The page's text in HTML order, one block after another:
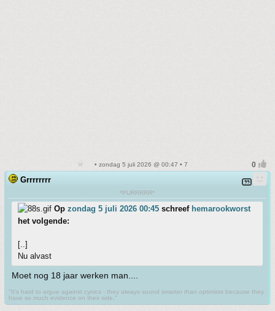
• zondag 5 juli 2026 @ 00:47 • 7
Grrrrrrrr
*PURRRRR*
Op zondag 5 juli 2026 00:45 schreef hemarookworst
het volgende:
[..]
Nu alvast
Moet nog 18 jaar werken man....
"It's hard to argue against cynics - they always sound smarter than optimists because they
have so much evidence on their side."